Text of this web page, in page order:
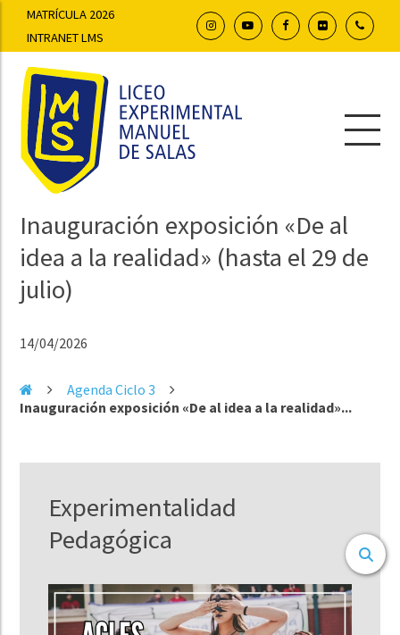
MATRÍCULA 2026
INTRANET LMS
Inauguración exposición «De al
idea a la realidad» (hasta el 29 de
julio)
14/04/2026
Agenda Ciclo 3
Inauguración exposición «De al idea a la realidad»...
Experimentalidad
Pedagógica